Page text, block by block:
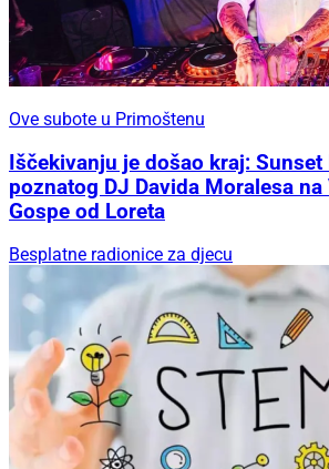
Ove subote u Primoštenu
Iščekivanju je došao kraj:
poznatog DJ Davida Moralesa
Gospe od Loreta
Besplatne radionice za djecu